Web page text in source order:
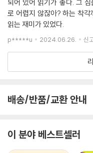
되어 있어 읽기가 좋다. 그
로 어렵지 않잖아? 하는 착
읽는 재미가 있었다.
p*****u 2024.06.26. 신
배송/반품/교환 안내
이 분야 베스트셀러